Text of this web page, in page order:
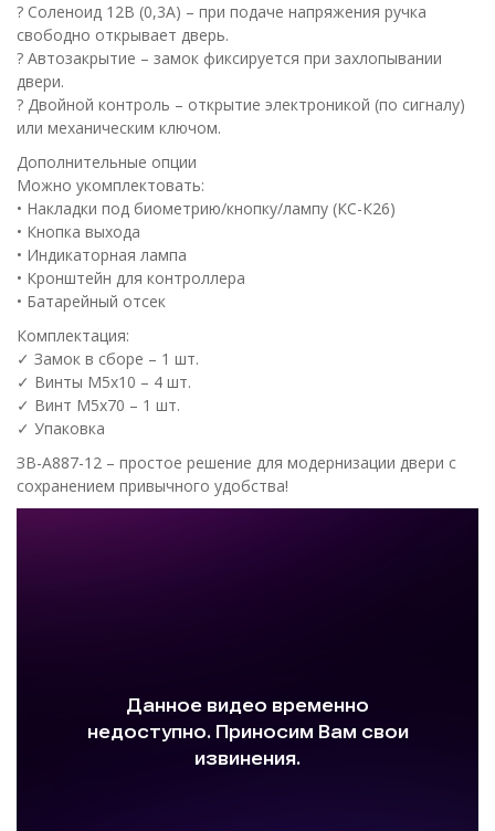
? Соленоид 12В (0,3А) – при подаче напряжения ручка
свободно открывает дверь.
? Автозакрытие – замок фиксируется при захлопывании
двери.
? Двойной контроль – открытие электроникой (по сигналу)
или механическим ключом.
Дополнительные опции
Можно укомплектовать:
• Накладки под биометрию/кнопку/лампу (КС-К26)
• Кнопка выхода
• Индикаторная лампа
• Кронштейн для контроллера
• Батарейный отсек
Комплектация:
✓ Замок в сборе – 1 шт.
✓ Винты М5х10 – 4 шт.
✓ Винт М5х70 – 1 шт.
✓ Упаковка
ЗВ-А887-12 – простое решение для модернизации двери с
сохранением привычного удобства!